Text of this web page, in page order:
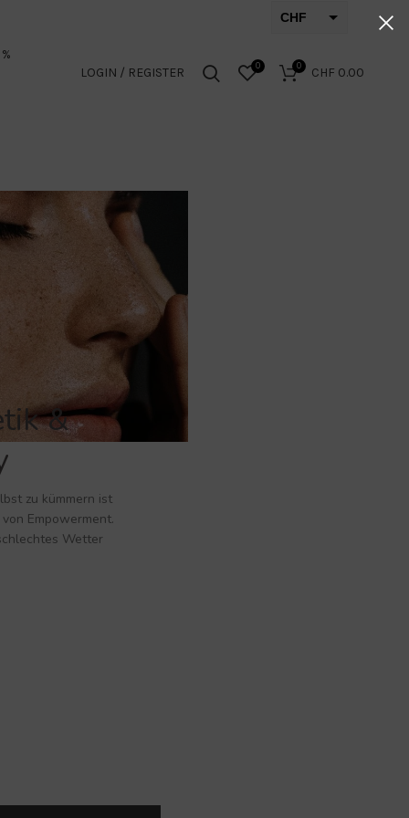
CHF
LOGIN / REGISTER
0 0 CHF 0.00
&
zu kümmern ist
Empowerment.
Wetter